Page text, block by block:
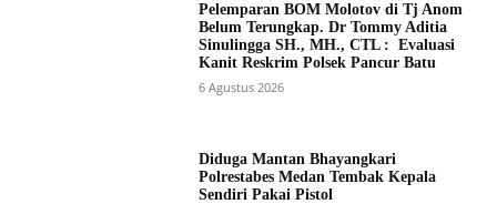
Pelemparan BOM Molotov di Tj Anom
Belum Terungkap. Dr Tommy Aditia
Sinulingga SH., MH., CTL : Evaluasi
Kanit Reskrim Polsek Pancur Batu
6 Agustus 2026
Diduga Mantan Bhayangkari
Polrestabes Medan Tembak Kepala
Sendiri Pakai Pistol